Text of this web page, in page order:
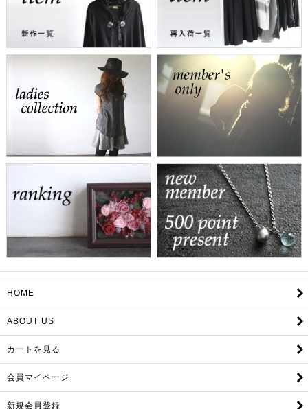
HOME
ABOUT US
カートを見る
会員マイページ
新規会員登録